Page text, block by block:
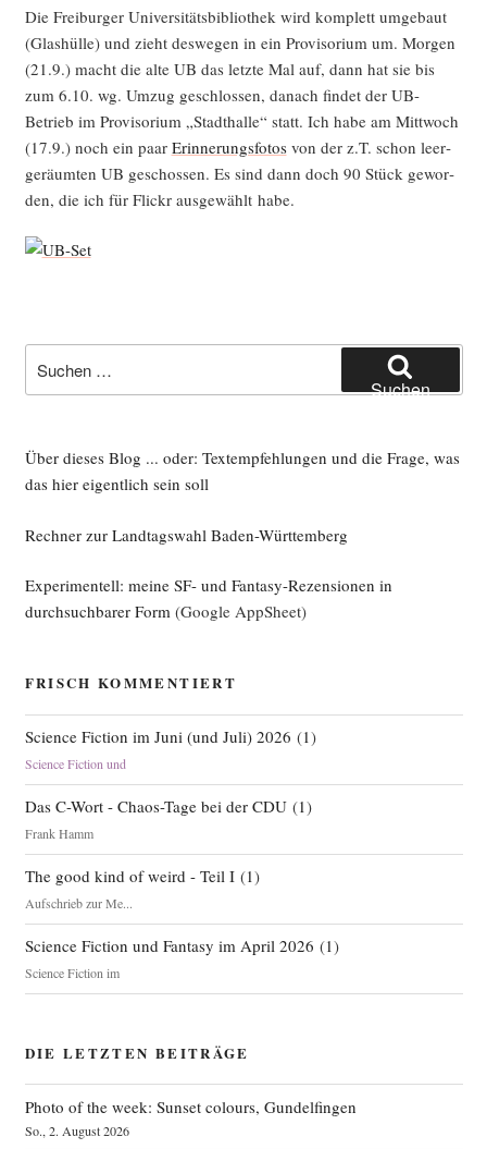
res“
Die Frei­bur­ger Uni­ver­si­täts­bi­blio­thek wird kom­plett umge­baut
(Glas­hül­le) und zieht des­we­gen in ein Pro­vi­so­ri­um um. Mor­gen
(21.9.) macht die alte UB das letz­te Mal auf, dann hat sie bis
zum 6.10. wg. Umzug geschlos­sen, danach fin­det der UB-
Betrieb im Pro­vi­so­ri­um „Stadt­hal­le“ statt. Ich habe am Mitt­woch
(17.9.) noch ein paar Erin­ne­rungs­fo­tosvon der z.T. schon leer­
ge­räum­ten UB geschos­sen. Es sind dann doch 90 Stück gewor­
den, die ich für Flickr aus­ge­wählt habe.
nach:
Suchen
Über dieses Blog ... oder: Textempfehlungen und die Frage, was
das hier eigentlich sein soll
Rechner zur Landtagswahl Baden-Württemberg
Experimentell: meine SF- und Fantasy-Rezensionen in
durchsuchbarer Form(Google AppSheet)
FRISCH KOMMENTIERT
Science Fiction im Juni (und Juli) 2026 (1)
Science Fiction und
Das C-Wort - Chaos-Tage bei der CDU(1)
Frank Hamm
The good kind of weird - Teil I(1)
Aufschrieb zur Me...
Science Fiction und Fantasy im April 2026 (1)
Science Fiction im
DIE LETZTEN BEITRÄGE
Photo of the week: Sunset colours, Gundelfingen
So., 2. August 2026